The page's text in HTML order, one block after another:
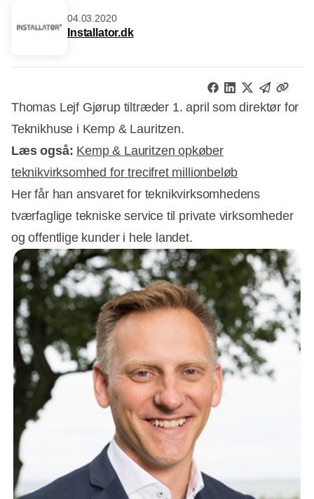
04.03.2020
Installator.dk
Thomas Lejf Gjørup tiltræder 1. april som direktør for
Teknikhuse i Kemp & Lauritzen.
Læs også: Kemp & Lauritzen opkøber
teknikvirksomhed for trecifret millionbeløb
Annonce
Her får han ansvaret for teknikvirksomhedens
tværfaglige tekniske service til private virksomheder
og offentlige kunder i hele landet.